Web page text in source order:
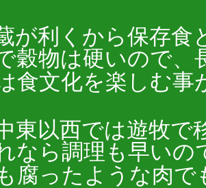
が利くから保存食
穀物は硬いので
食文化を楽しむ
東以西では遊牧
なら調理も早い
腐ったような肉